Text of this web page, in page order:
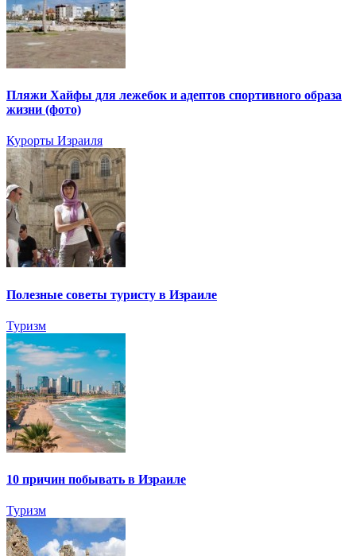
Пляжи Хайфы для лежебок и адептов спортивного образа
жизни (фото)
Курорты Израиля
Полезные советы туристу в Израиле
Туризм
10 причин побывать в Израиле
Туризм